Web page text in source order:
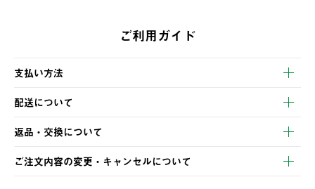
ご利用ガイド
支払い方法
以下のいずれかの方法でお支払いいただけます。
・クレジットカード決済
・コンビニ決済
・Pay-easy決済
配送について
【発送スケジュール】
ご注文・ご入金完了より2営業日以内に商品を発送いたします。
土日祝の発送はございませんので、木曜日以降のご注文は週明け
の発送となる場合がございます。
返品・交換について
※お客様都合の場合
ご注文内容の変更・キャンセルについて